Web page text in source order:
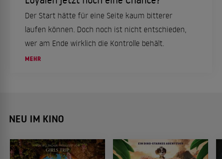
Der Start hätte für eine Seite kaum bitterer
laufen können. Doch noch ist nicht entschieden,
wer am Ende wirklich die Kontrolle behält.
MEHR
NEU IM KINO